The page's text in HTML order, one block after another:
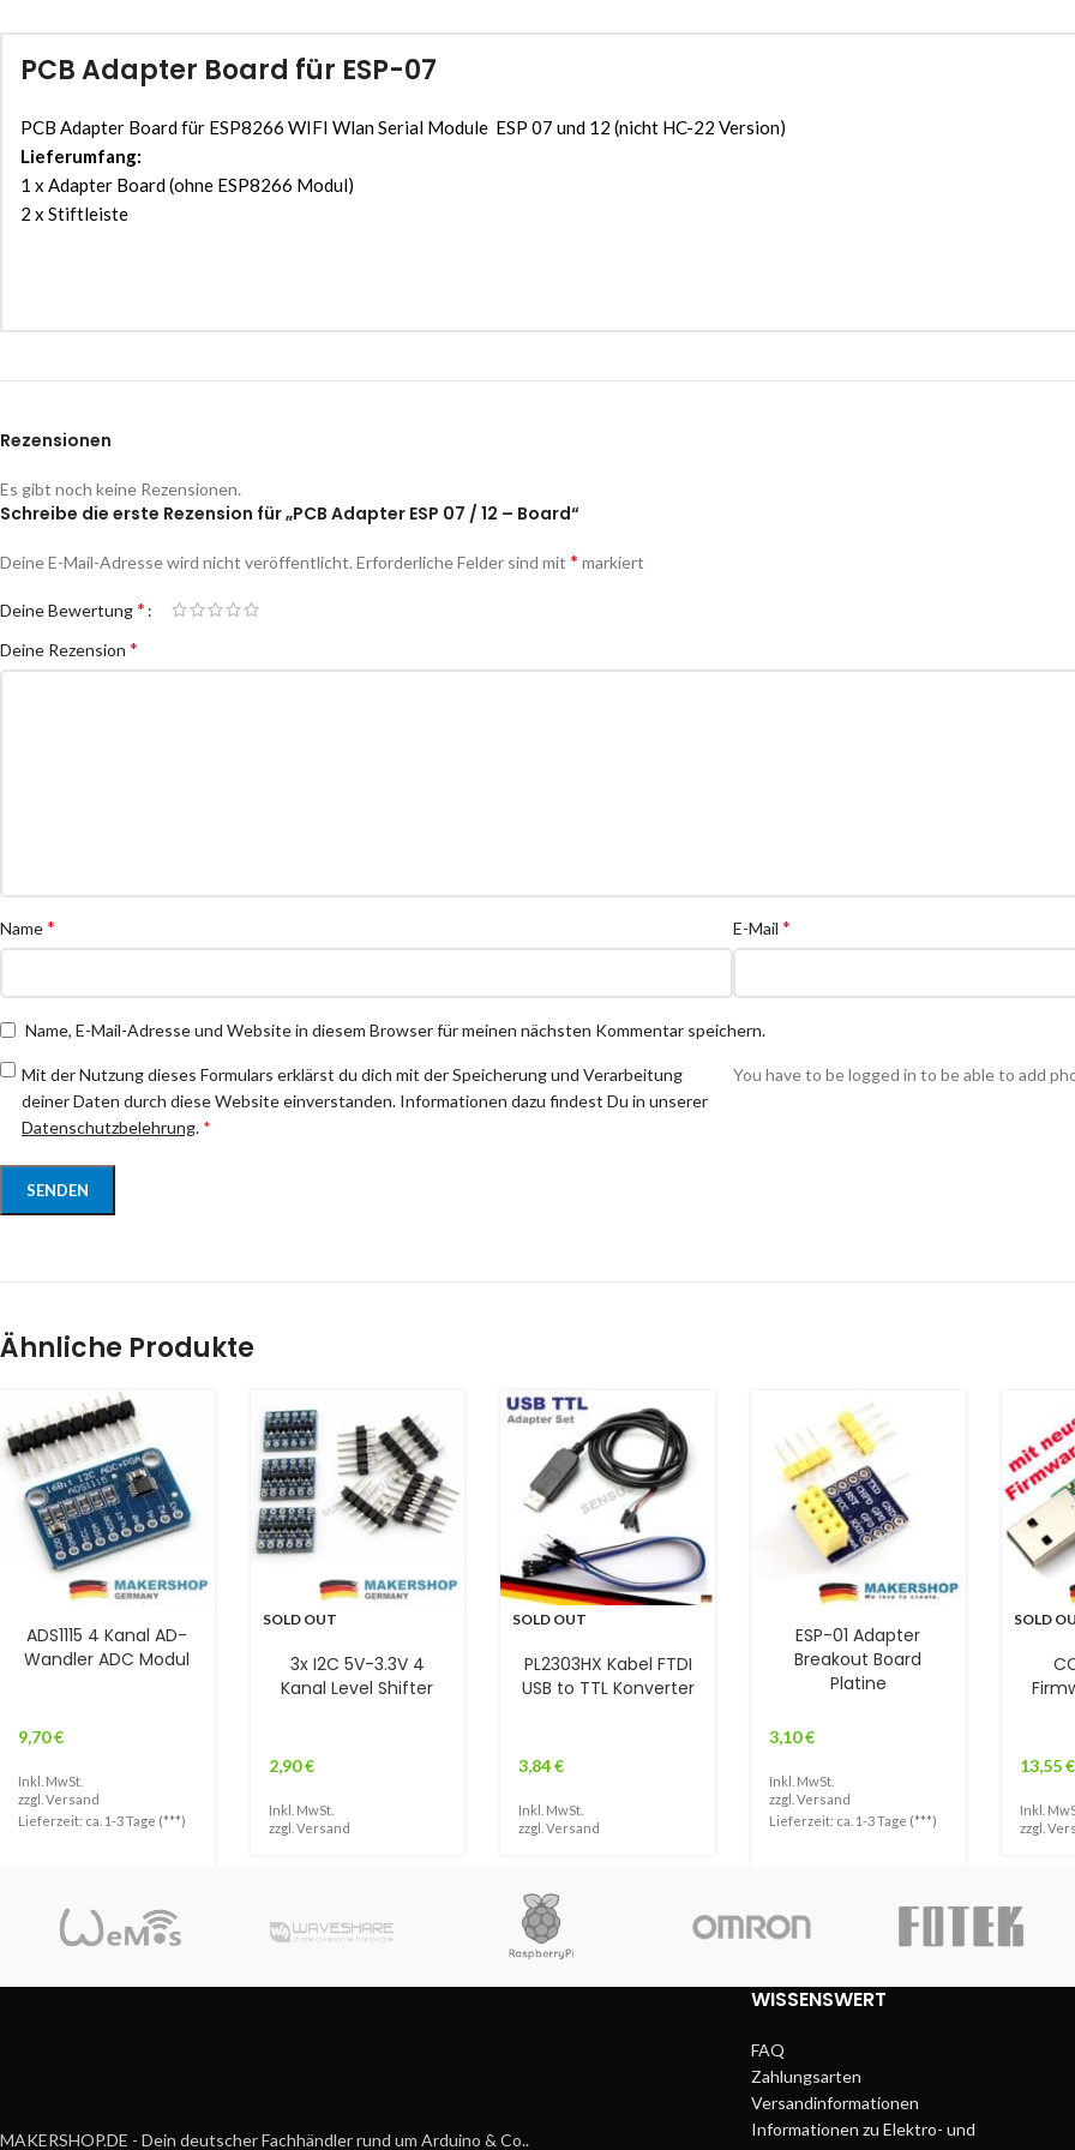
PCB Adapter Board für ESP-07
PCB Adapter Board für ESP8266 WIFI Wlan Serial Module ESP 07 und 12 (nicht HC-22 Version)
Lieferumfang:
1 x Adapter Board (ohne ESP8266 Modul)
2 x Stiftleiste
Rezensionen
Es gibt noch keine Rezensionen.
Schreibe die erste Rezension für „PCB Adapter ESP 07 / 12 – Board“
Deine E-Mail-Adresse wird nicht veröffentlicht. Erforderliche Felder sind mit * markiert
Deine Bewertung*
Deine Rezension *
Name* E-Mail *
Name, E-Mail-Adresse und Website in diesem Browser für meinen nächsten Kommentar speichern.
Mit der Nutzung dieses Formulars erklärst du dich mit der Speicherung und Verarbeitung
deiner Daten durch diese Website einverstanden. Informationen dazu findest Du in unserer
Datenschutzbelehrung. *
You have to be logged in to be able to add
Ähnliche Produkte
ADS1115 4 Kanal AD-
Wandler ADC Modul
9,70€
Inkl. MwSt.
zzgl. Versand
Lieferzeit: ca. 1-3 Tage (***)
SOLD OUT
3x I2C 5V-3.3V 4
Kanal Level Shifter
2,90€
Inkl. MwSt.
zzgl. Versand
SOLD OUT
PL2303HX Kabel FTDI
USB to TTL Konverter
3,84€
Inkl. MwSt.
zzgl.Versand
ESP-01 Adapter
Breakout Board
Platine
3,10€
Inkl. MwSt.
zzgl. Versand
Lieferzeit: ca. 1-3 Tage (***)
SOLD
13,55€
Inkl.
zzgl.
MAKERSHOP.DE - Dein deutscher Fachhändler rund um Arduino & Co..
WISSENSWERT
FAQ
Zahlungsarten
Versandinformationen
Informationen zu Elektro- und